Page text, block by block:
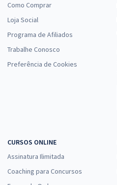
Como Comprar
Loja Social
Programa de Afiliados
Trabalhe Conosco
Preferência de Cookies
CURSOS ONLINE
Assinatura Ilimitada
Coaching para Concursos